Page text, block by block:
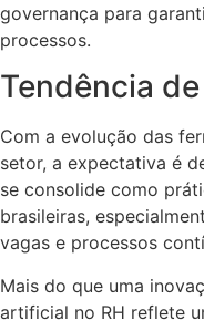
governança para
processos.
Tendência
Com a evolução das
setor, a expectativa é
se consolide como
brasileiras,
vagas e processos
Mais do que uma
artificial no RH reflete